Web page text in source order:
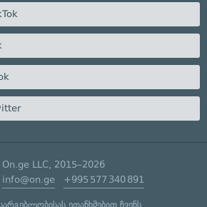
LLC, 2015–2026
info@on.ge +995 577 340 891
ეთანხმებით ჩვენს